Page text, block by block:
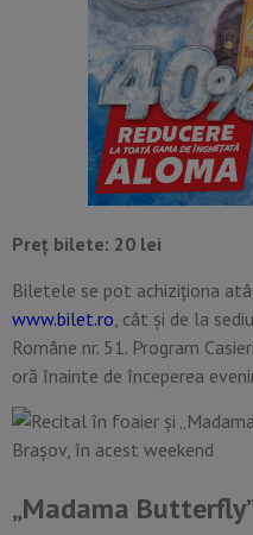
Preț bilete: 20 lei
Biletele se pot achiziționa
www.bilet.ro , cât și de la
Române nr. 51. Program
oră înainte de începerea
„Madama